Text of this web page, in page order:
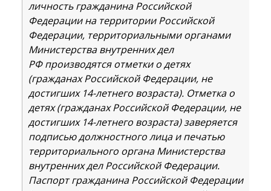
личность гражданина Российской
Федерации на территории Российской
Федерации, территориальными органами
Министерства внутренних дел
РФ производятся отметки о детях
(гражданах Российской Федерации, не
достигших 14-летнего возраста). Отметка о
детях (гражданах Российской Федерации, не
достигших 14-летнего возраста) заверяется
подписью должностного лица и печатью
территориального органа Министерства
внутренних дел Российской Федерации.
Паспорт гражданина Российской Федерации